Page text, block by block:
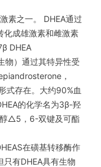
素之一。 DHEA通过
化成雄激素和雌激素
DHEA
物）通过其特异性受
，
式存在。大约90%血
的化学名为3β-羟
△5，6-双键及可酯
在磺基转移酶作
只有DHEA具有生物